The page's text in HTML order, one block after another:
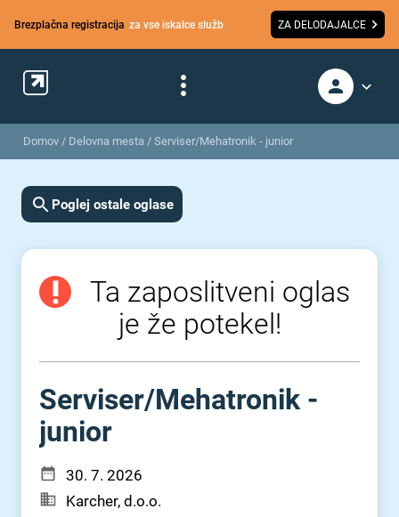
Brezplačna registracija za vse iskalce služb ZA DELODAJALCE
Domov / Delovna mesta / Serviser/Mehatronik - junior
Poglej ostale oglase
Ta zaposlitveni oglas
je že potekel!
Serviser⁠/⁠Mehatronik -
junior
30. 7. 2026
Karcher, d.o.o.